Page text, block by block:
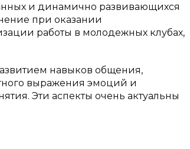
и динамично развивающихся
при оказании
работы в молодежных клубах,
навыков общения,
выражения эмоций и
Эти аспекты очень актуальны